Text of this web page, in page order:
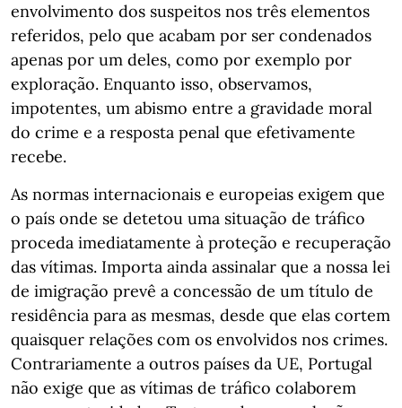
envolvimento dos suspeitos nos três elementos
referidos, pelo que acabam por ser condenados
apenas por um deles, como por exemplo por
exploração. Enquanto isso, observamos,
impotentes, um abismo entre a gravidade moral
do crime e a resposta penal que efetivamente
recebe.
As normas internacionais e europeias exigem que
o país onde se detetou uma situação de tráfico
proceda imediatamente à proteção e recuperação
das vítimas. Importa ainda assinalar que a nossa lei
de imigração prevê a concessão de um título de
residência para as mesmas, desde que elas cortem
quaisquer relações com os envolvidos nos crimes.
Contrariamente a outros países da UE, Portugal
não exige que as vítimas de tráfico colaborem